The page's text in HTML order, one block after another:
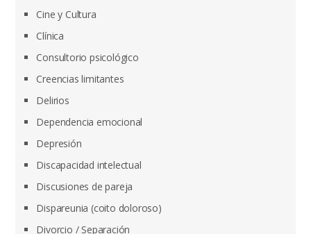
Cine y Cultura
Clínica
Consultorio psicológico
Creencias limitantes
Delirios
Dependencia emocional
Depresión
Discapacidad intelectual
Discusiones de pareja
Dispareunia (coito doloroso)
Divorcio / Separación